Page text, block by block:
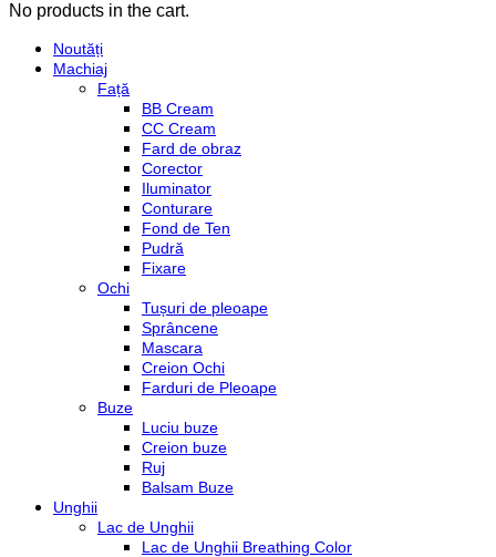
No products in the cart.
Noutăți
Machiaj
Față
BB Cream
CC Cream
Fard de obraz
Corector
Iluminator
Conturare
Fond de Ten
Pudră
Fixare
Ochi
Tușuri de pleoape
Sprâncene
Mascara
Creion Ochi
Farduri de Pleoape
Buze
Luciu buze
Creion buze
Ruj
Balsam Buze
Unghii
Lac de Unghii
Lac de Unghii Breathing Color